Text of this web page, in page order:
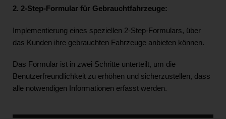
2. 2-Step-Formular für Gebrauchtfahrzeuge:
Implementierung eines speziellen 2-Step-Formulars, über
das Kunden ihre gebrauchten Fahrzeuge anbieten können.
Das Formular ist in zwei Schritte unterteilt, um die
Benutzerfreundlichkeit zu erhöhen und sicherzustellen, dass
alle notwendigen Informationen erfasst werden.